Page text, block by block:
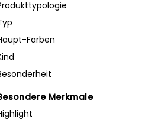
Farben
Merkmale